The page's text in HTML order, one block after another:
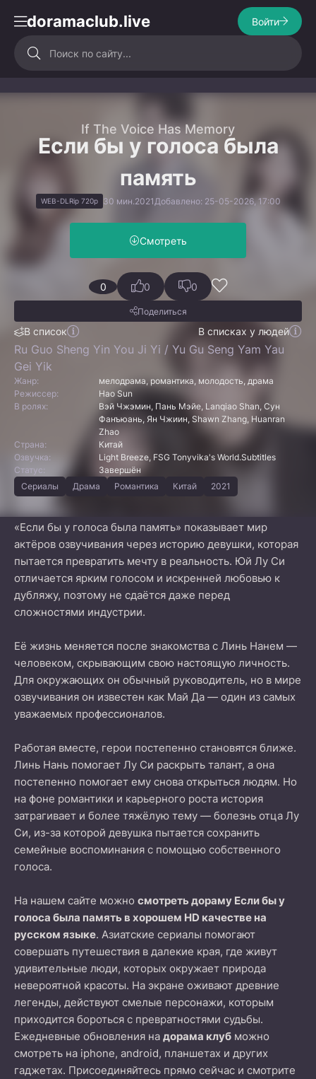
doramaclub.live Войти
If The Voice Has Memory
Если бы у голоса была
память
WEB-DLRip 720p 30 мин.2021 Добавлено: 25-05-2026, 17:00
Смотреть
0
В список В списках у людей
0 0
Поделиться
Ru Guo Sheng Yin You Ji Yi / Yu Gu Seng Yam Yau
Gei Yik
Жанр:
мелодрама, романтика, молодость, драма
Режиссер:
Hao Sun
В ролях:
Вэй Чжэмин, Пань Мэйе, Lanqiao Shan, Сун
Фанъюань, Ян Чжиин, Shawn Zhang, Huanran
Zhao
Страна:
Китай
Озвучка:
Light Breeze, FSG Tonyvika's World.Subtitles
Статус:
Завершён
Сериалы
Драма Романтика Китай 2021
«Если бы у голоса была память» показывает мир
актёров озвучивания через историю девушки, которая
пытается превратить мечту в реальность. Юй Лу Си
отличается ярким голосом и искренней любовью к
дубляжу, поэтому не сдаётся даже перед
сложностями индустрии.
Её жизнь меняется после знакомства с Линь Нанем —
человеком, скрывающим свою настоящую личность.
Для окружающих он обычный руководитель, но в мире
озвучивания он известен как Май Да — один из самых
уважаемых профессионалов.
Работая вместе, герои постепенно становятся ближе.
Линь Нань помогает Лу Си раскрыть талант, а она
постепенно помогает ему снова открыться людям. Но
на фоне романтики и карьерного роста история
затрагивает и более тяжёлую тему — болезнь отца Лу
Си, из-за которой девушка пытается сохранить
семейные воспоминания с помощью собственного
голоса.
На нашем сайте можно смотреть дораму Если бы у
голоса была память в хорошем HD качестве на
русском языке. Азиатские сериалы помогают
совершать путешествия в далекие края, где живут
удивительные люди, которых окружает природа
невероятной красоты. На экране оживают древние
легенды, действуют смелые персонажи, которым
приходится бороться с превратностями судьбы.
Ежедневные обновления на дорама клуб можно
смотреть на iphone, android, планшетах и других
гаджетах. Присоединяйтесь прямо сейчас и смотрите